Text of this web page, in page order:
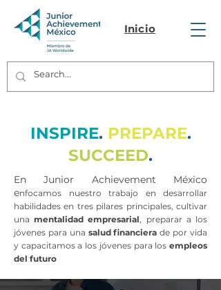
Inicio
INSPIRE. PREPARE.
SUCCEED.
En Junior Achievement México
enfocamos nuestro trabajo en desarrollar
habilidades en tres pilares principales, cultivar
unamentalidad empresarial, preparar a los
jóvenes para una salud financiera de por vida
y capacitamos a los jóvenes para los empleos
del futuro